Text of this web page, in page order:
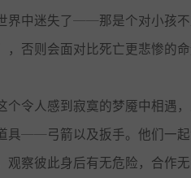
界中迷失了──那是个对小孩不
否则会面对比死亡更悲惨的命
令人感到寂寞的梦魇中相遇
具──弓箭以及扳手。他们一起
察彼此身后有无危险，合作无